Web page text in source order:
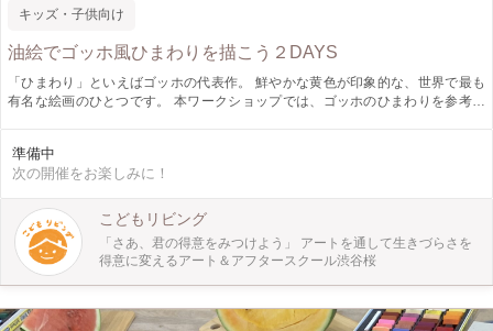
キッズ・子供向け
油絵でゴッホ風ひまわりを描こう２DAYS
「ひまわり」といえばゴッホの代表作。 鮮やかな黄色が印象的な、世界で最も
有名な絵画のひとつです。 本ワークショップでは、ゴッホのひまわりを参考に
す。 7/28-29の2日間で仕上げるプログラムです。 （1日のみの参加でもできる限
り仕上げるよう促します。1日分の返金はありません） 夏にぴったりの「ひまわ
準備中
次の開催をお楽しみに！
こどもリビング
「さあ、君の得意をみつけよう」 アートを通して生きづらさを
得意に変えるアート＆アフタースクール渋谷桜